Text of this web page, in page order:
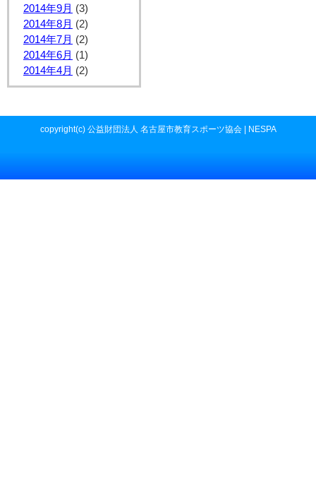
2014年9月 (3)
2014年8月 (2)
2014年7月 (2)
2014年6月 (1)
2014年4月 (2)
copyright(c) 公益財団法人 名古屋市教育スポーツ協会 | NESPA